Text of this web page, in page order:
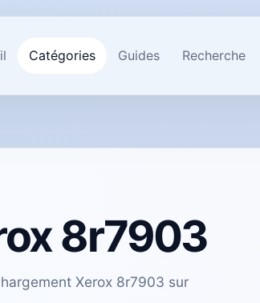
Catégories Guides Recherche
8r7903
Xerox 8r7903 sur